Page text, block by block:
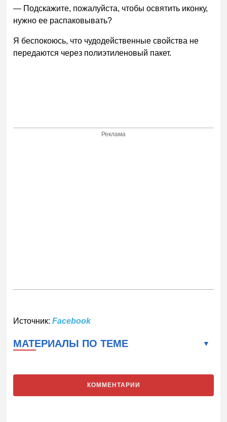
— Подскажите, пожалуйста, чтобы освятить иконку,
нужно ее распаковывать?
Я беспокоюсь, что чудодейственные свойства не
передаются через полиэтиленовый пакет.
Реклама
Источник:Facebook
МАТЕРИАЛЫ ПО ТЕМЕ
КОММЕНТАРИИ